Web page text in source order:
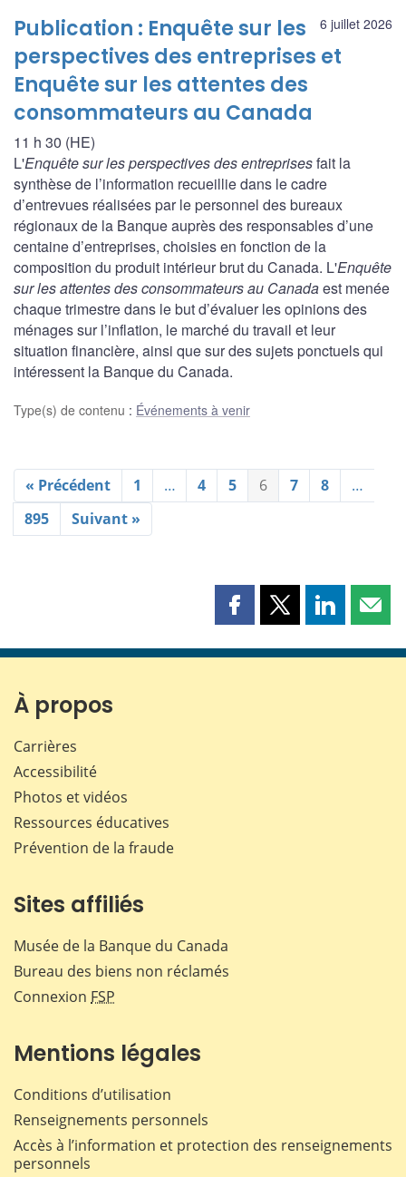
6 juillet 2026
Publication : Enquête sur les
perspectives des entreprises et
Enquête sur les attentes des
consommateurs au Canada
11 h 30 (HE)
L'Enquête sur les perspectives des entreprisesfait la
synthèse de l’information recueillie dans le cadre
d’entrevues réalisées par le personnel des bureaux
régionaux de la Banque auprès des responsables d’une
centaine d’entreprises, choisies en fonction de la
composition du produit intérieur brut du Canada. L'Enquête
sur les attentes des consommateurs au Canadaest menée
chaque trimestre dans le but d’évaluer les opinions des
ménages sur l’inflation, le marché du travail et leur
situation financière, ainsi que sur des sujets ponctuels qui
intéressent la Banque du Canada.
Type(s) de contenu : Événements à venir
« Précédent 1 … 4 5 6 7 8
…
895
Suivant »
Partager
page
Partager
page
Partager
page page
À propos
Carrières
Accessibilité
Photos et vidéos
Ressources éducatives
Prévention de la fraude
Sites affiliés
Musée de la Banque du Canada
Bureau des biens non réclamés
Connexion FSP
Mentions légales
Conditions d’utilisation
Renseignements personnels
Accès à l’information et protection des renseignements
personnels